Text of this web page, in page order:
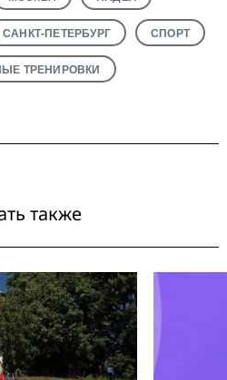
САНКТ-ПЕТЕРБУРГ СПОРТ
ТРЕНИРОВКИ
также